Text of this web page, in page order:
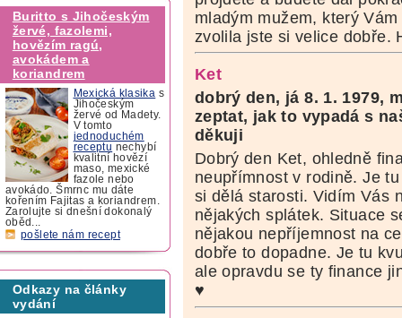
Buritto s Jihočeským
žervé, fazolemi,
hovězím ragú,
avokádem a
koriandrem
Mexická klasika s
Jihočeským
žervé od Madety.
V tomto
jednoduchém
receptu nechybí
kvalitní hovězí
maso, mexické
fazole nebo
avokádo. Šmrnc mu dáte
kořením Fajitas a koriandrem.
Zarolujte si dnešní dokonalý
oběd...
pošlete nám recept
Odkazy na články
vydání
mladým mužem, který
zvolila jste si velice dobře.
Ket
dobrý den, já 8. 1. 1979,
zeptat, jak to vypadá s
děkuji
Dobrý den Ket, ohledně
neupřímnost v rodině. Je
si dělá starosti. Vidím Vás
nějakých splátek. Situace
nějakou nepříjemnost na
dobře to dopadne. Je tu
ale opravdu se ty finance
♥